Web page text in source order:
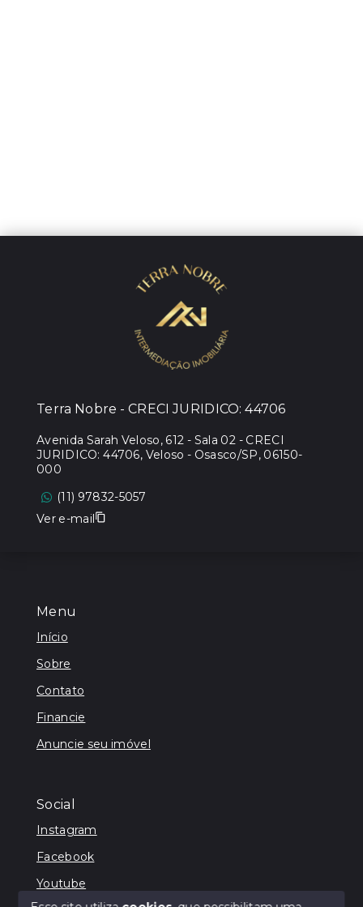
Menu
Início
Sobre
Contato
Financie
Anuncie seu imóvel
Social
Instagram
Facebook
Youtube
Terra Nobre - CRECI JURIDICO: 44706
Avenida Sarah Veloso, 612 - Sala 02 - CRECI
JURIDICO: 44706, Veloso - Osasco/SP, 06150-
000
(11) 97832-5057
Ver e-mail